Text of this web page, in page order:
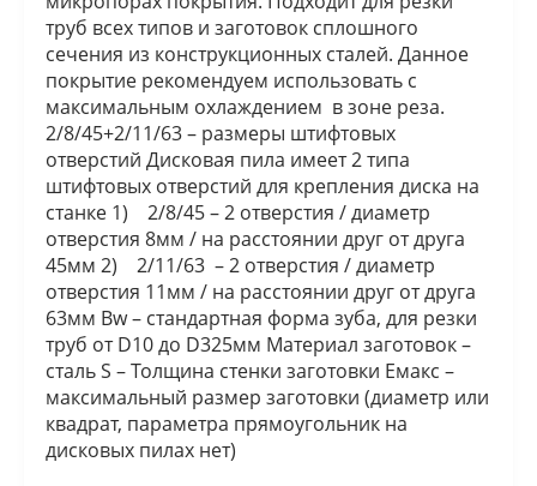
труб всех типов и заготовок сплошного
сечения из конструкционных сталей. Данное
покрытие рекомендуем использовать с
максимальным охлаждением в зоне реза.
2/8/45+2/11/63 – размеры штифтовых
отверстий Дисковая пила имеет 2 типа
штифтовых отверстий для крепления диска на
станке 1) 2/8/45 – 2 отверстия / диаметр
отверстия 8мм / на расстоянии друг от друга
45мм 2) 2/11/63 – 2 отверстия / диаметр
отверстия 11мм / на расстоянии друг от друга
63мм Bw – стандартная форма зуба, для резки
труб от D10 до D325мм Материал заготовок –
сталь S – Толщина стенки заготовки Емакс –
максимальный размер заготовки (диаметр или
квадрат, параметра прямоугольник на
дисковых пилах нет)